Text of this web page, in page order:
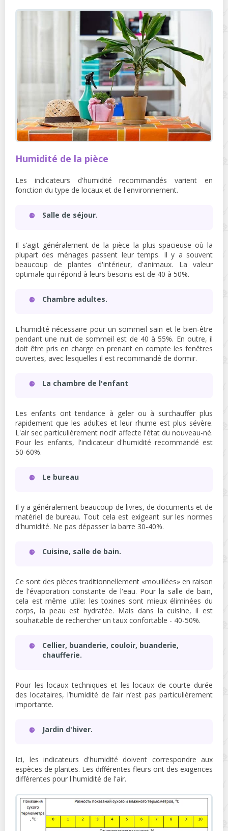
Humidité de la pièce
Les indicateurs d'humidité recommandés varient en
fonction du type de locaux et de l'environnement.
Salle de séjour.
Il s’agit généralement de la pièce la plus spacieuse où la
plupart des ménages passent leur temps. Il y a souvent
beaucoup de plantes d'intérieur, d'animaux. La valeur
optimale qui répond à leurs besoins est de 40 à 50%.
Chambre adultes.
L'humidité nécessaire pour un sommeil sain et le bien-être
pendant une nuit de sommeil est de 40 à 55%. En outre, il
doit être pris en charge en prenant en compte les fenêtres
ouvertes, avec lesquelles il est recommandé de dormir.
La chambre de l'enfant
Les enfants ont tendance à geler ou à surchauffer plus
rapidement que les adultes et leur rhume est plus sévère.
L'air sec particulièrement nocif affecte l'état du nouveau-né.
Pour les enfants, l'indicateur d'humidité recommandé est
50-60%.
Le bureau
Il y a généralement beaucoup de livres, de documents et de
matériel de bureau. Tout cela est exigeant sur les normes
d'humidité. Ne pas dépasser la barre 30-40%.
Cuisine, salle de bain.
Ce sont des pièces traditionnellement «mouillées» en raison
de l'évaporation constante de l'eau. Pour la salle de bain,
cela est même utile: les toxines sont mieux éliminées du
corps, la peau est hydratée. Mais dans la cuisine, il est
souhaitable de rechercher un taux confortable - 40-50%.
Cellier, buanderie, couloir, buanderie,
chaufferie.
Pour les locaux techniques et les locaux de courte durée
des locataires, l’humidité de l’air n’est pas particulièrement
importante.
Jardin d'hiver.
Ici, les indicateurs d'humidité doivent correspondre aux
espèces de plantes. Les différentes fleurs ont des exigences
différentes pour l'humidité de l'air.